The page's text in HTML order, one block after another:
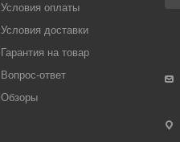
Условия оплаты
Условия доставки
Гарантия на товар
Вопрос-ответ
Обзоры